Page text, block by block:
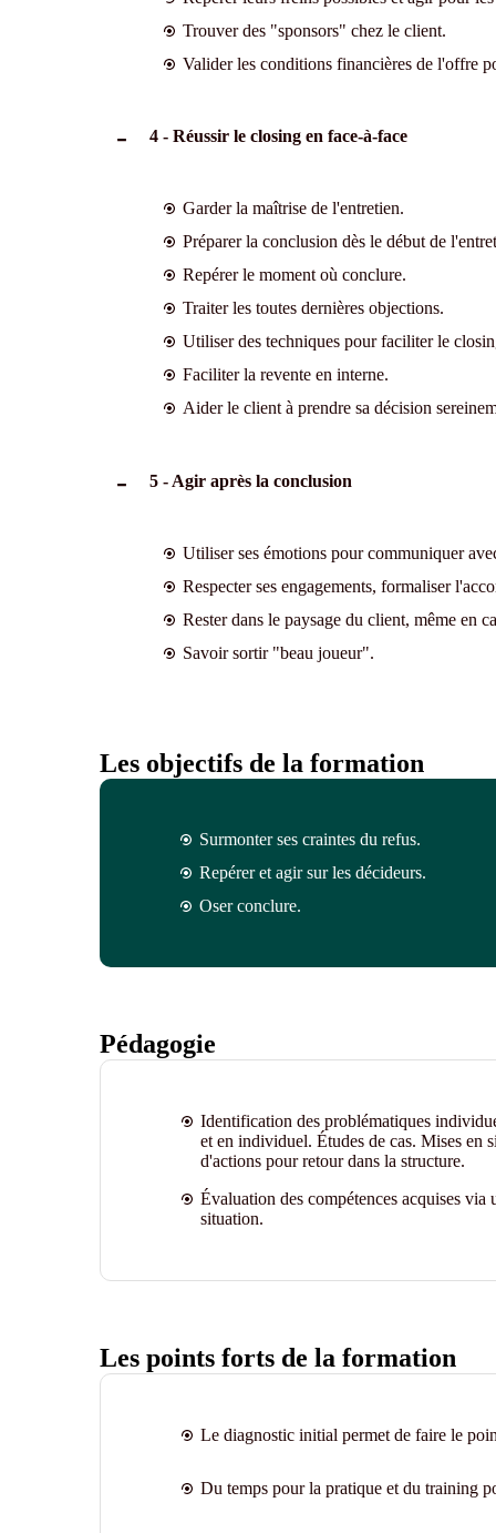
Trouver des "sponsors" chez le client.
Valider les conditions financières de l'offre
4 - Réussir le closing en face-à-face
Garder la maîtrise de l'entretien.
Préparer la conclusion dès le début de
Repérer le moment où conclure.
Traiter les toutes dernières objections.
Utiliser des techniques pour faciliter le
Faciliter la revente en interne.
Aider le client à prendre sa décision
5 - Agir après la conclusion
Utiliser ses émotions pour communiquer
Respecter ses engagements, formaliser
Rester dans le paysage du client, même en
Savoir sortir "beau joueur".
Les objectifs de la formation
Surmonter ses craintes du refus.
Repérer et agir sur les décideurs.
Oser conclure.
Pédagogie
Identification des problématiques
et en individuel. Études de cas. Mises en
d'actions pour retour dans la structure.
Évaluation des compétences acquises via
situation.
Les points forts de la formation
Le diagnostic initial permet de faire le
Du temps pour la pratique et du training